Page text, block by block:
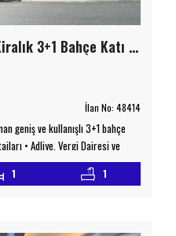
Kdz. Ereğli Çavdarlı’da Kiralık 3+1 Bahçe Katı Daire
İlan No: 48414
geniş ve kullanışlı 3+1 bahçe
• Adliye, Vergi Dairesi ve
• Sahil şeridine kısa mesafe •
ve sağlık ocağına kolay
1 1